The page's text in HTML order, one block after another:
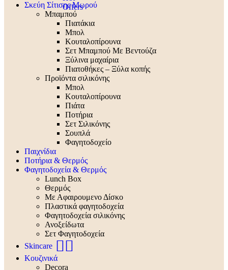
Σκεύη Σίτισης Μωρού
Μπαμπού
Πιατάκια
Μπολ
Κουταλοπίρουνα
Σετ Μπαμπού Με Βεντούζα
Ξύλινα μαχαίρια
Πιατοθήκες – Ξύλα κοπής
Προϊόντα σιλικόνης
Μπολ
Κουταλοπίρουνα
Πιάτα
Ποτήρια
Σετ Σιλικόνης
Σουπλά
Φαγητοδοχείο
Παιχνίδια
Ποτήρια & Θερμός
Φαγητοδοχεία & Θερμός
Lunch Box
Θερμός
Με Αφαιρουμενο Δίσκο
Πλαστικά φαγητοδοχεία
Φαγητοδοχεία σιλικόνης
Ανοξείδωτα
Σετ Φαγητοδοχεία
Skincare 🧖‍♀️
Κουζινικά
Decora